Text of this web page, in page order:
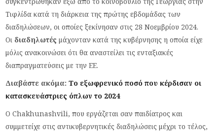
Τιφλίδα κατά τη διάρκεια της πρώτης εβδομάδας των
διαδηλώσεων, οι οποίες ξεκίνησαν στις 28 Νοεμβρίου 2024.
Οι διαδηλωτέςμάχονταν κατά της κυβέρνησης η οποία είχε
μόλις ανακοινώσει ότι θα αναστείλει τις ενταξιακές
διαπραγματεύσεις με την ΕΕ.
Διαβάστε ακόμα:Το εξωφρενικό ποσό που κέρδισαν οι
κατασκευάστριες όπλων το 2024
Ο Chakhunashvili, που εργάζεται σαν παιδίατρος και
συμμετείχε στις αντικυβερνητικές διαδηλώσεις μέχρι το τέλος,